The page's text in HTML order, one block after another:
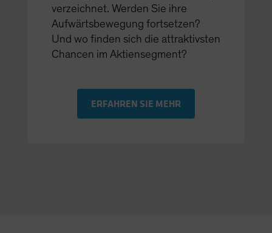
verzeichnet. Werden Sie ihre
Aufwärtsbewegung fortsetzen?
Und wo finden sich die attraktivsten
Chancen im Aktiensegment?
ERFAHREN SIE MEHR